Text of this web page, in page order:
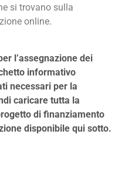
si trovano sulla
online.
l’assegnazione dei
informativo
necessari per la
caricare tutta la
di finanziamento
disponibile qui sotto.